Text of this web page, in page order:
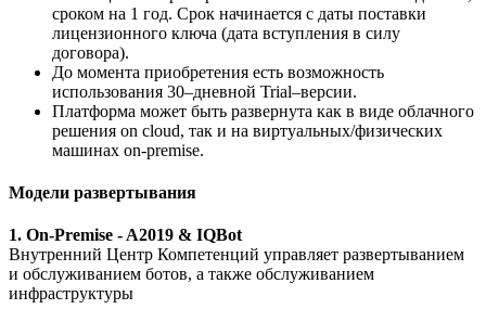
сроком на 1 год. Срок начинается с даты поставки
лицензионного ключа (дата вступления в силу
договора).
До момента приобретения есть возможность
использования 30–дневной Trial–версии.
Платформа может быть развернута как в виде облачного
решения on cloud, так и на виртуальных/физических
машинах on-premise.
Модели развертывания
1. On-Premise - A2019 & IQBot
Внутренний Центр Компетенций управляет развертыванием
и обслуживанием ботов, а также обслуживанием
инфраструктуры